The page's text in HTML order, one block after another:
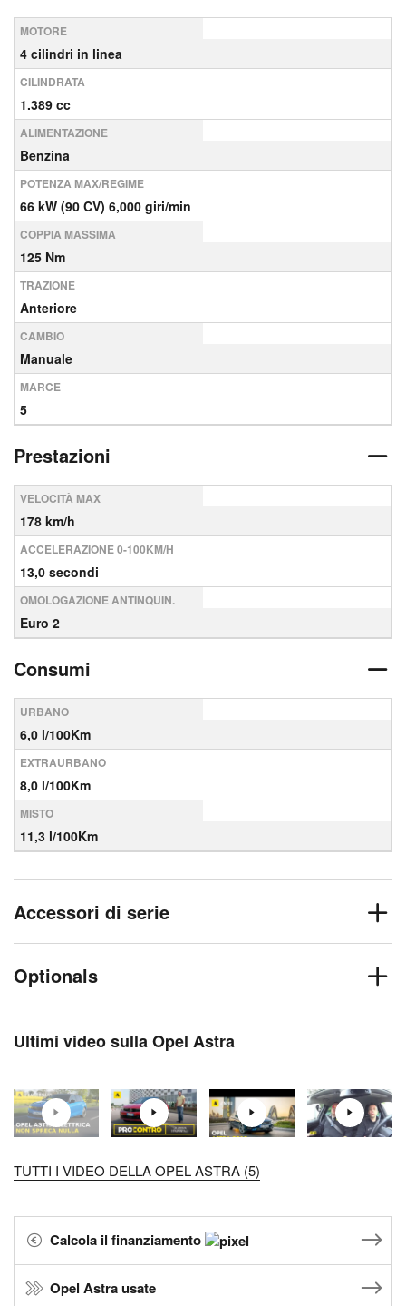
MOTORE
4 cilindri in linea
CILINDRATA
1.389 cc
ALIMENTAZIONE
Benzina
POTENZA MAX/REGIME
66 kW (90 CV) 6,000 giri/min
COPPIA MASSIMA
125 Nm
TRAZIONE
Anteriore
CAMBIO
Manuale
MARCE
5
Prestazioni
VELOCITÀ MAX
178 km/h
ACCELERAZIONE 0-100KM/H
13,0 secondi
OMOLOGAZIONE ANTINQUIN.
Euro 2
Consumi
URBANO
6,0 l/100Km
EXTRAURBANO
8,0 l/100Km
MISTO
11,3 l/100Km
Accessori di serie
Optionals
Ultimi video sulla Opel Astra
TUTTI I VIDEO DELLA OPEL ASTRA (5)
Calcola il finanziamento
Opel Astra usate